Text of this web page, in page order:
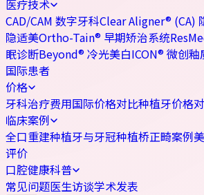
医疗技术
CAD/CAM 数字牙科Clear Aligner® (CA)
隐适美Ortho-Tain® 早期矫治系统
眠诊断Beyond® 冷光美白ICON® 微创釉
国际患者
价格
牙科治疗费用国际价格对比种植牙价格
临床案例
全口重建种植牙与牙冠种植桥正畸案例
评价
口腔健康科普
常见问题医生访谈学术发表